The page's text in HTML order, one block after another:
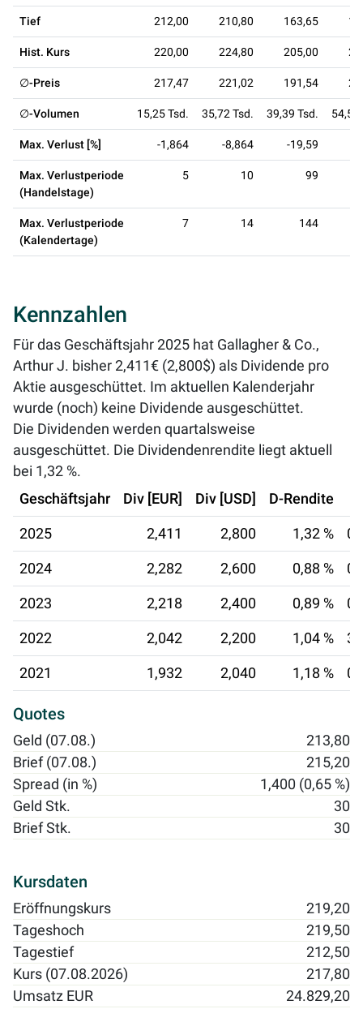
Tief 212,00 210,80 163,65
Hist. Kurs 220,00 224,80 205,00
∅-Preis 217,47 221,02 191,54
∅-Volumen 15,25 Tsd. 35,72 Tsd. 39,39 Tsd. 54,57
Max. Verlust [%] -1,864 -8,864 -19,59
Max. Verlustperiode
(Handelstage)
5 10 99
Max. Verlustperiode
(Kalendertage)
7 14 144
Kennzahlen
Für das Geschäftsjahr 2025 hat Gallagher & Co.,
Arthur J. bisher 2,411€ (2,800$) als Dividende pro
Aktie ausgeschüttet. Im aktuellen Kalenderjahr
wurde (noch) keine Dividende ausgeschüttet.
Die Dividenden werden quartalsweise
ausgeschüttet. Die Dividendenrendite liegt aktuell
bei 1,32 %.
Geschäftsjahr
Div [EUR] Div [USD] D-Rendite
2025 2,411 2,800 1,32 %
2024 2,282 2,600 0,88 %
2023 2,218 2,400 0,89 %
2022 2,042 2,200 1,04 %
2021 1,932 2,040 1,18 %
Quotes
Geld (07.08.)
213,80
Brief (07.08.)
215,20
Spread (in %)
1,400 (0,65 %)
Geld Stk.
30
Brief Stk.
30
Kursdaten
Eröffnungskurs
219,20
Tageshoch
219,50
Tagestief
212,50
Kurs (07.08.2026)
217,80
Umsatz EUR
24.829,20